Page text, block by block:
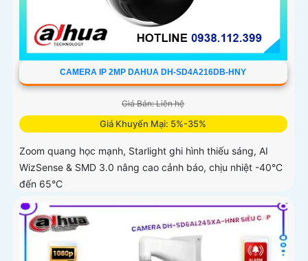
CAMERA IP 2MP DAHUA DH-SD4A216DB-HNY
Giá Bán: Liên hệ
Giá Khuyến Mại: 5%-35%
Zoom quang học mạnh, Starlight ghi hình thiếu sáng, AI
WizSense & SMD 3.0 nâng cao cảnh báo, chịu nhiệt -40°C
đến 65°C